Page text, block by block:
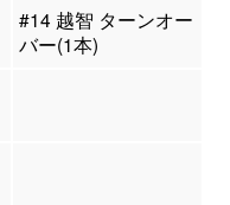
#14 越智 ターンオー
バー(1本)